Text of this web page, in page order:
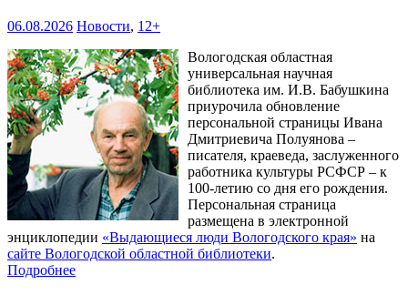
06.08.2026 Новости, 12+
Вологодская областная
универсальная научная
библиотека им. И.В. Бабушкина
приурочила обновление
персональной страницы Ивана
Дмитриевича Полуянова –
писателя, краеведа, заслуженного
работника культуры РСФСР – к
100‑летию со дня его рождения.
Персональная страница
размещена в электронной
энциклопедии «Выдающиеся люди Вологодского края» на
сайте Вологодской областной библиотеки.
Подробнее